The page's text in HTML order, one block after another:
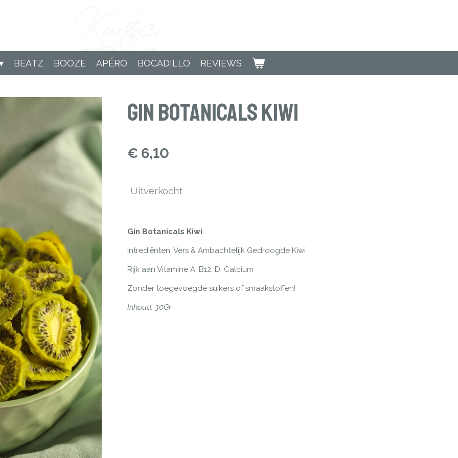
BEATZ BOOZE APÉRO BOCADILLO REVIEWS
Gin Botanicals Kiwi
€ 6,10
Uitverkocht
Gin Botanicals Kiwi
Intrediënten: Vers & Ambachtelijk Gedroogde Kiwi
Rijk aan Vitamine A, B12, D, Calcium
Zonder toegevoegde suikers of smaakstoffen!
Inhoud: 30Gr